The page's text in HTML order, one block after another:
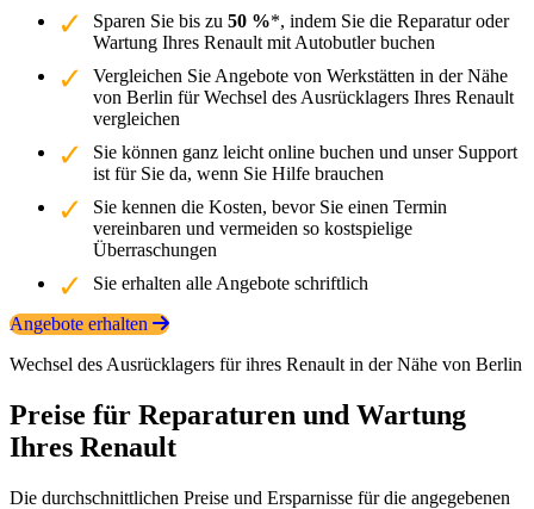
Sparen Sie bis zu 50 %*, indem Sie die Reparatur oder
Wartung Ihres Renault mit Autobutler buchen
Vergleichen Sie Angebote von Werkstätten in der Nähe
von Berlin für Wechsel des Ausrücklagers Ihres Renault
vergleichen
Sie können ganz leicht online buchen und unser Support
ist für Sie da, wenn Sie Hilfe brauchen
Sie kennen die Kosten, bevor Sie einen Termin
vereinbaren und vermeiden so kostspielige
Überraschungen
Sie erhalten alle Angebote schriftlich
Angebote erhalten
Wechsel des Ausrücklagers für ihres Renault in der Nähe von Berlin
Preise für Reparaturen und Wartung
Ihres Renault
Die durchschnittlichen Preise und Ersparnisse für die angegebenen